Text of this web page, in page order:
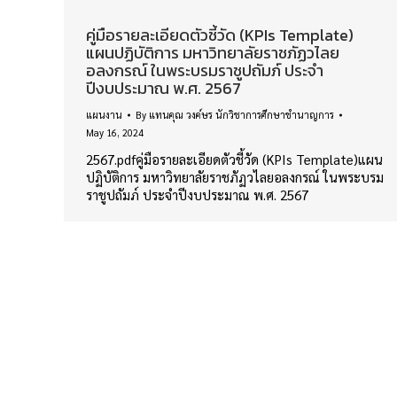
คู่มือรายละเอียดตัวชี้วัด (KPIs Template)
แผนปฏิบัติการ มหาวิทยาลัยราชภัฏวไลย
อลงกรณ์ ในพระบรมราชูปถัมภ์ ประจำ
ปีงบประมาณ พ.ศ. 2567
แผนงาน By แทนคุณ วงค์ษร นักวิชาการศึกษาชำนาญการ
May 16, 2024
2567.pdfคู่มือรายละเอียดตัวชี้วัด (KPIs Template)แผน
ปฏิบัติการ มหาวิทยาลัยราชภัฏวไลยอลงกรณ์ ในพระบรม
ราชูปถัมภ์ ประจำปีงบประมาณ พ.ศ. 2567